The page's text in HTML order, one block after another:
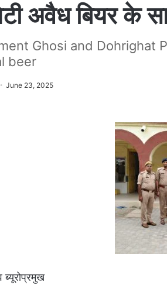
अवैध बियर के
Ghosi and Dohrighat
beer
June 23, 2025
ब्यूरोप्रमुख